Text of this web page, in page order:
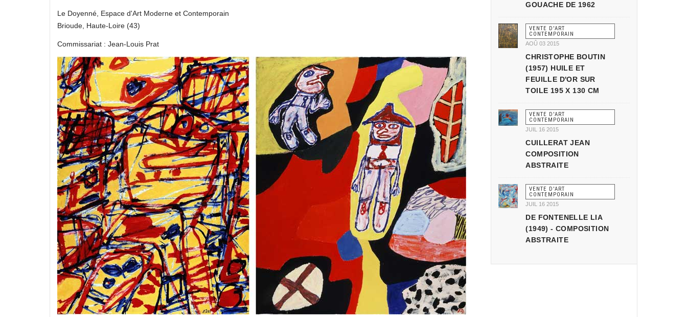
Le Doyenné, Espace d'Art Moderne et Contemporain
Brioude, Haute-Loire (43)
Commissariat : Jean-Louis Prat
GOUACHE DE 1962
VENTE D'ART
CONTEMPORAIN
AOÛ 03 2015
CHRISTOPHE BOUTIN
(1957) HUILE ET
FEUILLE D'OR SUR
TOILE 195 X 130 CM
VENTE D'ART
CONTEMPORAIN
JUIL 16 2015
CUILLERAT JEAN
COMPOSITION
ABSTRAITE
VENTE D'ART
CONTEMPORAIN
JUIL 16 2015
DE FONTENELLE LIA
(1949) - COMPOSITION
ABSTRAITE